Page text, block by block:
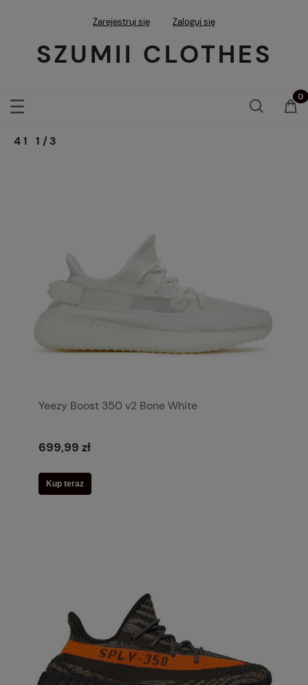
Zarejestruj się Zaloguj się
SZUMII CLOTHES
41 1/3
Yeezy Boost 350 v2 Bone White
699,99 zł
Kup teraz